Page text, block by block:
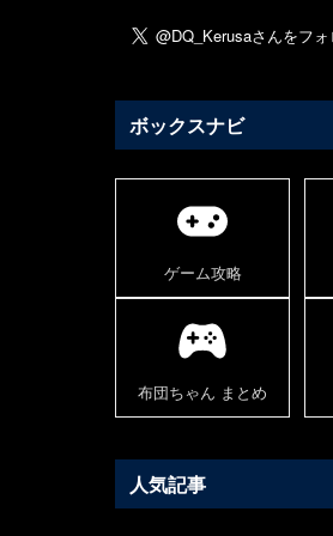
ボックスナビ
ゲーム攻略
布団ちゃん まとめ
人気記事